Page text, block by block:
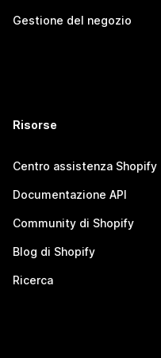
Gestione del negozio
Risorse
Centro assistenza Shopify
Documentazione API
Community di Shopify
Blog di Shopify
Ricerca